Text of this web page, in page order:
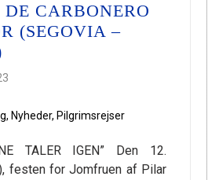
DE CARBONERO
(SEGOVIA –
, Nyheder, Pilgrimsrejser
TALER IGEN” Den 12.
festen for Jomfruen af Pilar